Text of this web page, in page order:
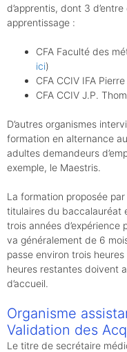
d’apprentis, dont 3
apprentissage :
CFA Faculté des
ici)
CFA CCIV IFA
CFA CCIV J.P.
D’autres organismes
formation en alternance
adultes demandeurs
exemple, le Maestris.
La formation proposée
titulaires du baccalauréat
trois années
va généralement de 6
passe environ trois
heures restantes doivent
d’accueil.
Organisme
Validation des
Le titre de secrétaire